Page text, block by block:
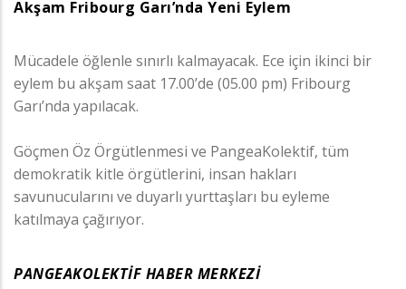
Akşam Fribourg Garı’nda Yeni Eylem
Mücadele öğlenle sınırlı kalmayacak. Ece için ikinci bir
eylem bu akşam saat 17.00’de (05.00 pm) Fribourg
Garı’nda yapılacak.
Göçmen Öz Örgütlenmesi ve PangeaKolektif, tüm
demokratik kitle örgütlerini, insan hakları
savunucularını ve duyarlı yurttaşları bu eyleme
katılmaya çağırıyor.
PANGEAKOLEKTİF HABER MERKEZİ